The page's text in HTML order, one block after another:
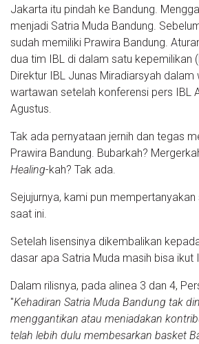
Jakarta itu pindah ke Bandung.
menjadi Satria Muda Bandung.
sudah memiliki Prawira Bandung.
dua tim IBL di dalam satu kepemilikan
Direktur IBL Junas Miradiarsyah
wartawan setelah konferensi pers IBL
Agustus.
Tak ada pernyataan jernih dan tegas
Prawira Bandung. Bubarkah?
Healing-kah? Tak ada.
Sejujurnya, kami pun
saat ini.
Setelah lisensinya dikembalikan
dasar apa Satria Muda masih bisa ikut
Dalam rilisnya, pada alinea 3 dan 4,
"Kehadiran Satria Muda Bandung tak
menggantikan atau meniadakan
telah lebih dulu membesarkan basket